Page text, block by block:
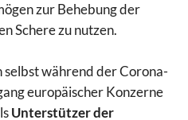
zur Behebung der
Schere zu nutzen.
während der Corona-
europäischer Konzerne
Unterstützer der